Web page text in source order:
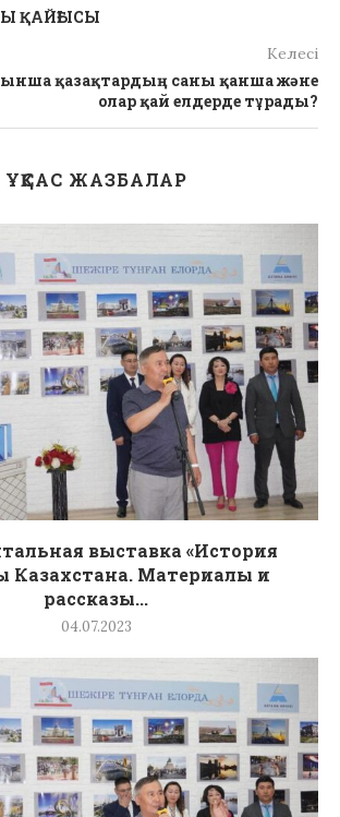
ҚАЙҒЫСЫ
Келесі
қазақтардың саны қанша және
олар қай елдерде тұрады?
ҰҚСАС ЖАЗБАЛАР
выставка «История
Казахстана. Материалы и
рассказы...
04.07.2023